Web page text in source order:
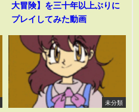
大冒険】を三十年以上ぶりに
プレイしてみた動画
未分類